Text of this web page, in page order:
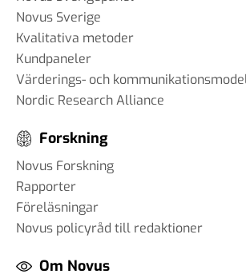
Novus Sverige
Kvalitativa metoder
Kundpaneler
Värderings- och
Nordic Research Alliance
Forskning
Novus Forskning
Rapporter
Föreläsningar
Novus policyråd till redaktioner
Om Novus